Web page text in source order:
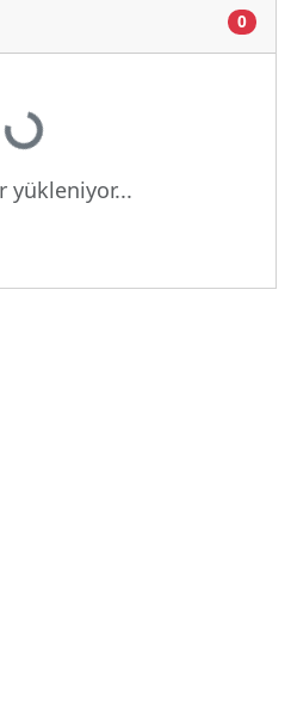
0
Yükleniyor...
yükleniyor...